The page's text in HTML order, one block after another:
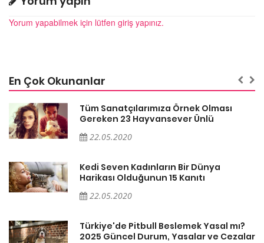
Yorum yapabilmek için lütfen giriş yapınız.
En Çok Okunanlar
Tüm Sanatçılarımıza Örnek Olması
Gereken 23 Hayvansever Ünlü
22.05.2020
Kedi Seven Kadınların Bir Dünya
Harikası Olduğunun 15 Kanıtı
22.05.2020
Türkiye'de Pitbull Beslemek Yasal mı?
2025 Güncel Durum, Yasalar ve Cezalar